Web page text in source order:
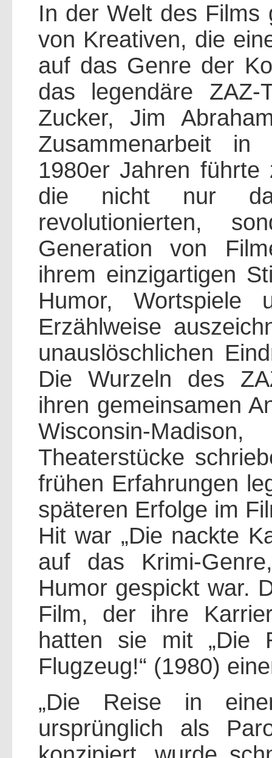
In der Welt des Films
von Kreativen, die
auf das Genre der
das legendäre
Zucker, Jim
Zusammenarbeit
1980er Jahren
die nicht nur
revolutionierten,
Generation von
ihrem einzigartigen
Humor, Wortspiele
Erzählweise
unauslöschlichen
Die Wurzeln des
ihren gemeinsamen
Wisconsin-
Theaterstücke
frühen Erfahrungen
späteren Erfolge im
Hit war „Die nackte
auf das Krimi-
Humor gespickt war.
Film, der ihre
hatten sie mit „Die
Flugzeug!“ (1980)
„Die Reise in
ursprünglich als